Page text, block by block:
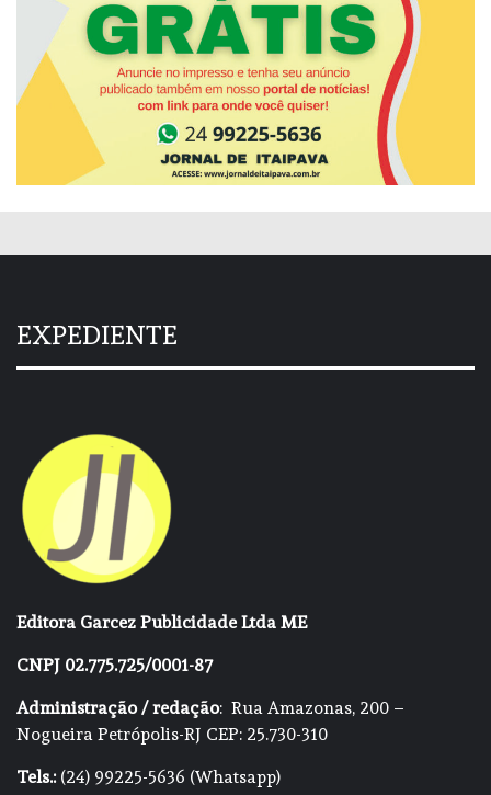
EXPEDIENTE
Editora Garcez Publicidade Ltda ME
CNPJ 02.775.725/0001-87
Administração / redação: Rua Amazonas, 200 –
Nogueira Petrópolis-RJ CEP: 25.730-310
Tels.:(24) 99225-5636 (Whatsapp)